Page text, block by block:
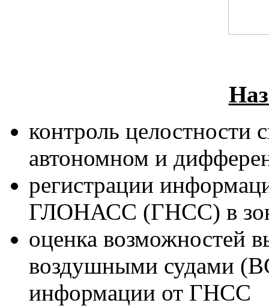
контроль
автономном и
регистрации
ГЛОНАСС (ГНСС) в
оценка возможностей
воздушными судами
информации от ГНСС